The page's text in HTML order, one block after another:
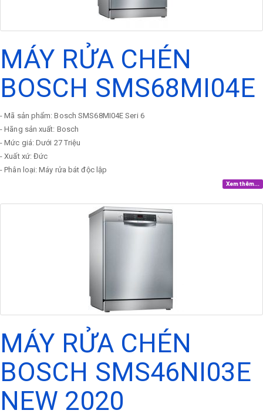
MÁY RỬA CHÉN
BOSCH SMS68MI04E
- Mã sản phẩm: Bosch SMS68MI04E Seri 6
- Hãng sản xuất: Bosch
- Mức giá: Dưới 27 Triệu
- Xuất xứ: Đức
- Phân loại: Máy rửa bát độc lập
Xem thêm...
MÁY RỬA CHÉN
BOSCH SMS46NI03E
NEW 2020